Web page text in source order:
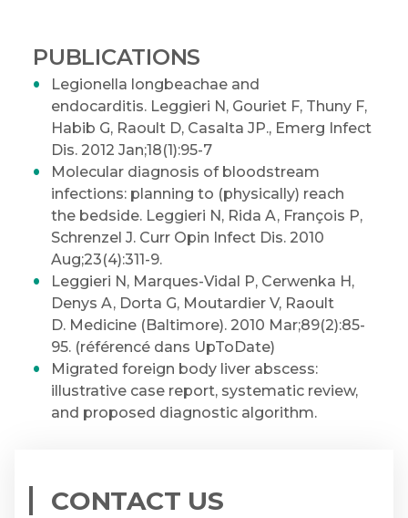
PUBLICATIONS
Legionella longbeachae and
endocarditis. Leggieri N, Gouriet F, Thuny F,
Habib G, Raoult D, Casalta JP., Emerg Infect
Dis. 2012 Jan;18(1):95-7
Molecular diagnosis of bloodstream
infections: planning to (physically) reach
the bedside. Leggieri N, Rida A, François P,
Schrenzel J. Curr Opin Infect Dis. 2010
Aug;23(4):311-9.
Leggieri N, Marques-Vidal P, Cerwenka H,
Denys A, Dorta G, Moutardier V, Raoult
D. Medicine (Baltimore). 2010 Mar;89(2):85-
95. (référencé dans UpToDate)
Migrated foreign body liver abscess:
illustrative case report, systematic review,
and proposed diagnostic algorithm.
CONTACT US